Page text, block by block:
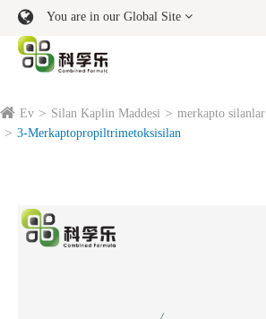
You are in our Global Site
Ev Silan Kaplin Maddesi
merkapto silanlar
3-Merkaptopropiltrimetoksisilan